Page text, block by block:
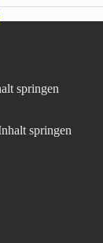
Sony
springen
springen